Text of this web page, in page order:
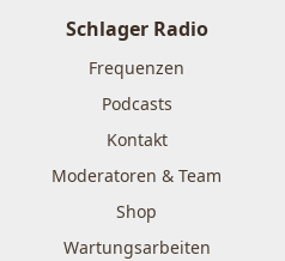
Schlager Radio
Frequenzen
Podcasts
Kontakt
Moderatoren & Team
Shop
Wartungsarbeiten